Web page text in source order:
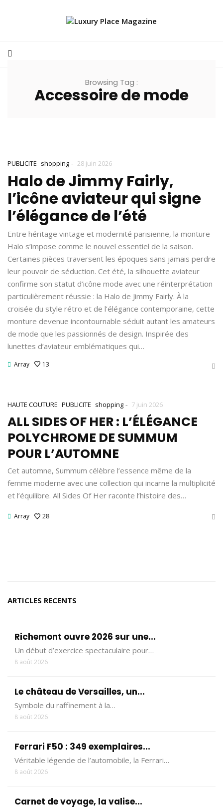
Browsing Tag :
Accessoire de mode
PUBLICITE shopping - 28 juin 2026
Halo de Jimmy Fairly,
l’icône aviateur qui signe
l’élégance de l’été
Entre héritage vintage et modernité parisienne, la monture
Halo s’impose comme le nouvel essentiel de la saison.
Certaines pièces traversent les époques sans jamais perdre
leur pouvoir de séduction. Cet été, la silhouette aviateur
confirme son statut d’icône mode avec une réinterprétation
particulièrement réussie : la Halo de Jimmy Fairly. À la
croisée du style rétro et de l’élégance contemporaine, cette
monture devenue incontournable séduit autant les amateurs
de mode que les passionnés de design. Inspirée des
lunettes d’aviateur emblématiques qui…
Array 13
HAUTE COUTURE PUBLICITE shopping - 7 juin 2026
ALL SIDES OF HER : L’ÉLÉGANCE
POLYCHROME DE SUMMUM
POUR L’AUTOMNE
Cet automne, Summum célèbre l’essence même de la
femme moderne avec une collection qui incarne la multiplicité
et l’équilibre. All Sides Of Her raconte l’histoire des…
Array 28
ARTICLES RECENTS
Richemont ouvre 2026 sur une...
Un début d’exercice spectaculaire pour…
8 août 2026
Le château de Versailles, un...
Symbole du raffinement à la…
8 août 2026
Ferrari F50 : 349 exemplaires...
Véritable légende de l’automobile, la Ferrari…
8 août 2026
Carnet de voyage, la valise...